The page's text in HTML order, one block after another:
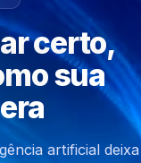
certo,
sua
artificial deixa